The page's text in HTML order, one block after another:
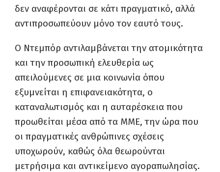
δεν αναφέρονται σε κάτι πραγματικό, αλλά
αντιπροσωπεύουν μόνο τον εαυτό τους.
Ο Ντεμπόρ αντιλαμβάνεται την ατομικότητα
και την προσωπική ελευθερία ως
απειλούμενες σε μια κοινωνία όπου
εξυμνείται η επιφανειακότητα, ο
καταναλωτισμός και η αυταρέσκεια που
προωθείται μέσα από τα ΜΜΕ, την ώρα που
οι πραγματικές ανθρώπινες σχέσεις
υποχωρούν, καθώς όλα θεωρούνται
μετρήσιμα και αντικείμενο αγοραπωλησίας.